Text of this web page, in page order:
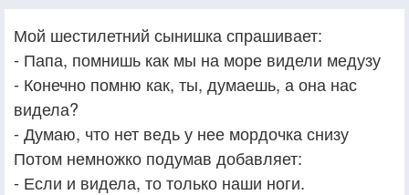
Мой шестилетний сынишка спрашивает:
- Папа, помнишь как мы на море видели медузу
- Конечно помню как, ты, думаешь, а она нас
видела?
- Думаю, что нет ведь у нее мордочка снизу
Потом немножко подумав добавляет:
- Если и видела, то только наши ноги.